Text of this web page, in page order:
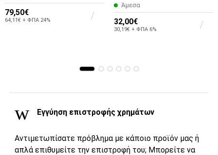
79,50€
64,11€ + ΦΠΑ 24%
Άμεσα
32,00€
30,19€ + ΦΠΑ 6%
Εγγύηση επιστροφής χρημάτων
Αντιμετωπίσατε πρόβλημα με κάποιο προϊόν μας ή
απλά επιθυμείτε την επιστροφή του; Μπορείτε να